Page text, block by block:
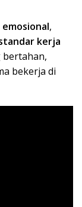
,
kerja
bertahan,
bekerja di